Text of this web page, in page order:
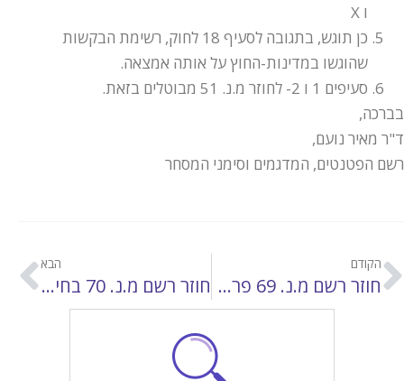
ו X
כן תוגש, בתגובה לסעיף 18 לחוק, רשימת הבקשות
שהוגשו במדינות-החוץ על אותה אמצאה.
סעיפים 1 ו 2- לחוזר מ.נ. 51 מבוטלים בזאת.
בברכה,
ד"ר מאיר נועם,
רשם הפטנטים, המדגמים וסימני המסחר
הקודם
חוזר רשם מ.נ. 69 פרסום מדגם באינטרנט כפרסום בישראל
הבא
חוזר רשם מ.נ. 70 בחינת בקשות למתן פטנט שניתנה לגביהן הודעת קיבול במדינת חוץ